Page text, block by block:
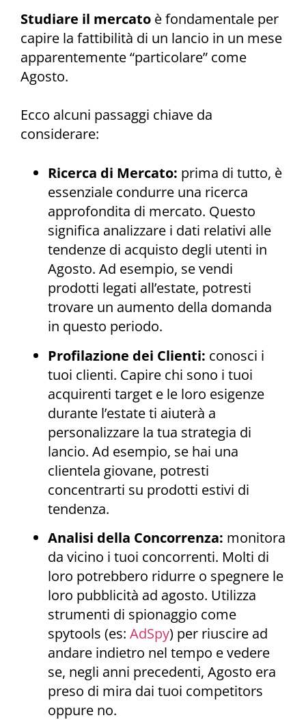
Studiare il mercato è fondamentale per
capire la fattibilità di un lancio in un mese
apparentemente “particolare” come
Agosto.
Ecco alcuni passaggi chiave da
considerare:
Ricerca di Mercato: prima di tutto, è
essenziale condurre una ricerca
approfondita di mercato. Questo
significa analizzare i dati relativi alle
tendenze di acquisto degli utenti in
Agosto. Ad esempio, se vendi
prodotti legati all’estate, potresti
trovare un aumento della domanda
in questo periodo.
Profilazione dei Clienti: conosci i
tuoi clienti. Capire chi sono i tuoi
acquirenti target e le loro esigenze
durante l’estate ti aiuterà a
personalizzare la tua strategia di
lancio. Ad esempio, se hai una
clientela giovane, potresti
concentrarti su prodotti estivi di
tendenza.
Analisi della Concorrenza: monitora
da vicino i tuoi concorrenti. Molti di
loro potrebbero ridurre o spegnere le
loro pubblicità ad agosto. Utilizza
strumenti di spionaggio come
spytools (es: AdSpy) per riuscire ad
andare indietro nel tempo e vedere
se, negli anni precedenti, Agosto era
preso di mira dai tuoi competitors
oppure no.